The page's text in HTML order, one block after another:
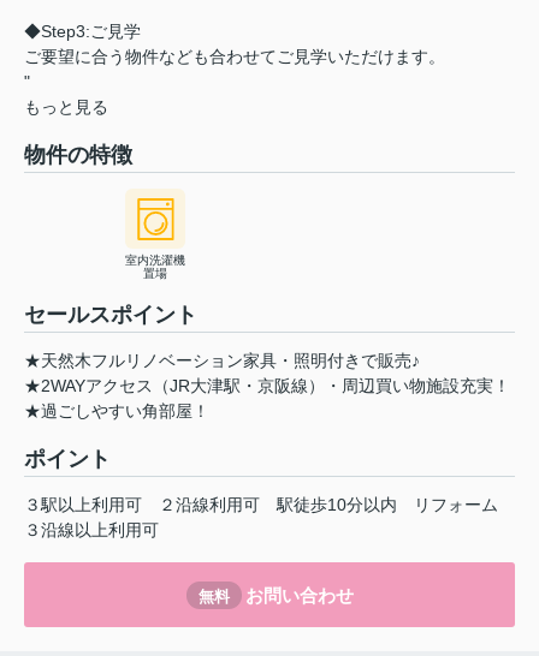
◆Step3:ご見学
ご要望に合う物件なども合わせてご見学いただけます。
"
もっと見る
物件の特徴
室内洗濯機
置場
セールスポイント
★天然木フルリノベーション家具・照明付きで販売♪
★2WAYアクセス（JR大津駅・京阪線）・周辺買い物施設充実！
★過ごしやすい角部屋！
ポイント
３駅以上利用可 ２沿線利用可 駅徒歩10分以内
リフォーム
３沿線以上利用可
無料 お問い合わせ